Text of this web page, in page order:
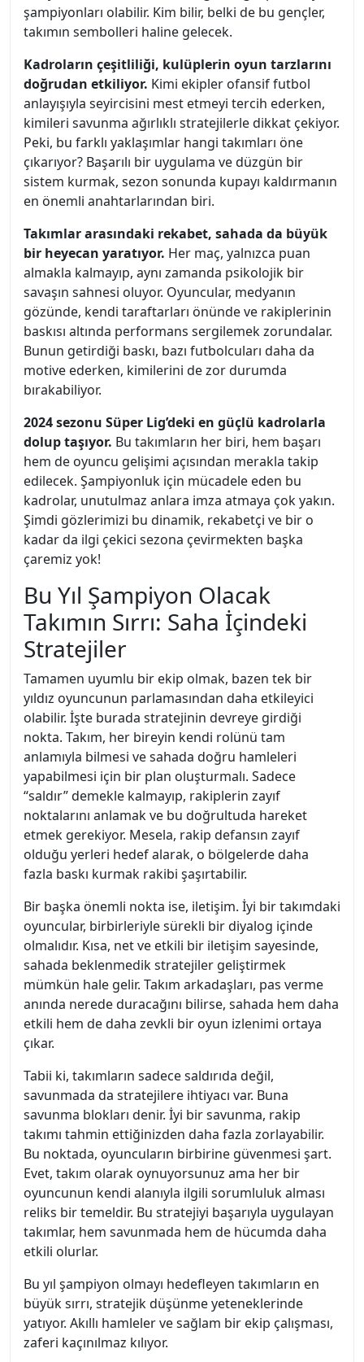
şampiyonları olabilir. Kim bilir, belki de bu gençler,
takımın sembolleri haline gelecek.
Kadroların çeşitliliği, kulüplerin oyun tarzlarını
doğrudan etkiliyor. Kimi ekipler ofansif futbol
anlayışıyla seyircisini mest etmeyi tercih ederken,
kimileri savunma ağırlıklı stratejilerle dikkat çekiyor.
Peki, bu farklı yaklaşımlar hangi takımları öne
çıkarıyor? Başarılı bir uygulama ve düzgün bir
sistem kurmak, sezon sonunda kupayı kaldırmanın
en önemli anahtarlarından biri.
Takımlar arasındaki rekabet, sahada da büyük
bir heyecan yaratıyor. Her maç, yalnızca puan
almakla kalmayıp, aynı zamanda psikolojik bir
savaşın sahnesi oluyor. Oyuncular, medyanın
gözünde, kendi taraftarları önünde ve rakiplerinin
baskısı altında performans sergilemek zorundalar.
Bunun getirdiği baskı, bazı futbolcuları daha da
motive ederken, kimilerini de zor durumda
bırakabiliyor.
2024 sezonu Süper Lig’deki en güçlü kadrolarla
dolup taşıyor. Bu takımların her biri, hem başarı
hem de oyuncu gelişimi açısından merakla takip
edilecek. Şampiyonluk için mücadele eden bu
kadrolar, unutulmaz anlara imza atmaya çok yakın.
Şimdi gözlerimizi bu dinamik, rekabetçi ve bir o
kadar da ilgi çekici sezona çevirmekten başka
çaremiz yok!
Bu Yıl Şampiyon Olacak
Takımın Sırrı: Saha İçindeki
Stratejiler
Tamamen uyumlu bir ekip olmak, bazen tek bir
yıldız oyuncunun parlamasından daha etkileyici
olabilir. İşte burada stratejinin devreye girdiği
nokta. Takım, her bireyin kendi rolünü tam
anlamıyla bilmesi ve sahada doğru hamleleri
yapabilmesi için bir plan oluşturmalı. Sadece
“saldır” demekle kalmayıp, rakiplerin zayıf
noktalarını anlamak ve bu doğrultuda hareket
etmek gerekiyor. Mesela, rakip defansın zayıf
olduğu yerleri hedef alarak, o bölgelerde daha
fazla baskı kurmak rakibi şaşırtabilir.
Bir başka önemli nokta ise, iletişim. İyi bir takımdaki
oyuncular, birbirleriyle sürekli bir diyalog içinde
olmalıdır. Kısa, net ve etkili bir iletişim sayesinde,
sahada beklenmedik stratejiler geliştirmek
mümkün hale gelir. Takım arkadaşları, pas verme
anında nerede duracağını bilirse, sahada hem daha
etkili hem de daha zevkli bir oyun izlenimi ortaya
çıkar.
Tabii ki, takımların sadece saldırıda değil,
savunmada da stratejilere ihtiyacı var. Buna
savunma blokları denir. İyi bir savunma, rakip
takımı tahmin ettiğinizden daha fazla zorlayabilir.
Bu noktada, oyuncuların birbirine güvenmesi şart.
Evet, takım olarak oynuyorsunuz ama her bir
oyuncunun kendi alanıyla ilgili sorumluluk alması
reliks bir temeldir. Bu stratejiyi başarıyla uygulayan
takımlar, hem savunmada hem de hücumda daha
etkili olurlar.
Bu yıl şampiyon olmayı hedefleyen takımların en
büyük sırrı, stratejik düşünme yeteneklerinde
yatıyor. Akıllı hamleler ve sağlam bir ekip çalışması,
zaferi kaçınılmaz kılıyor.